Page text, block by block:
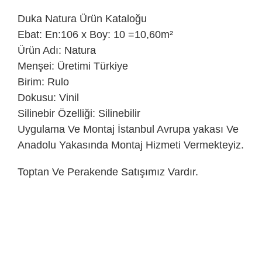
Duka Natura Ürün Kataloğu
Ebat: En:106 x Boy: 10 =10,60m²
Ürün Adı: Natura
Menşei: Üretimi Türkiye
Birim: Rulo
Dokusu: Vinil
Silinebir Özelliği: Silinebilir
Uygulama Ve Montaj İstanbul Avrupa yakası Ve
Anadolu Yakasında Montaj Hizmeti Vermekteyiz.
Toptan Ve Perakende Satışımız Vardır.